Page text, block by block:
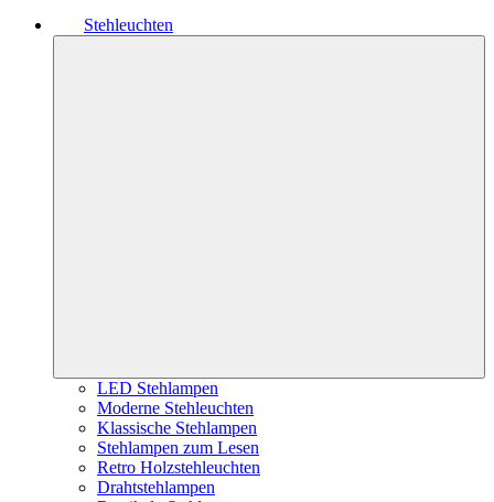
Stehleuchten
LED Stehlampen
Moderne Stehleuchten
Klassische Stehlampen
Stehlampen zum Lesen
Retro Holzstehleuchten
Drahtstehlampen